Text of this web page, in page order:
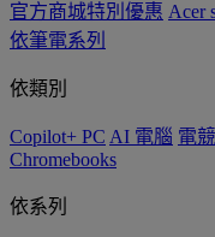
官方商城特別優惠 Acer
依筆電系列
依類別
Copilot+ PC AI 電腦 電競
Chromebooks
依系列